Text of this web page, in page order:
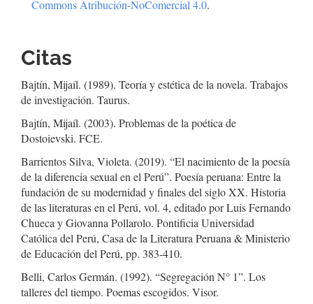
Commons Atribución-NoComercial 4.0.
Citas
Bajtín, Mijaíl. (1989). Teoría y estética de la novela. Trabajos
de investigación. Taurus.
Bajtín, Mijaíl. (2003). Problemas de la poética de
Dostoievski. FCE.
Barrientos Silva, Violeta. (2019). “El nacimiento de la poesía
de la diferencia sexual en el Perú”. Poesía peruana: Entre la
fundación de su modernidad y finales del siglo XX. Historia
de las literaturas en el Perú, vol. 4, editado por Luis Fernando
Chueca y Giovanna Pollarolo. Pontificia Universidad
Católica del Perú, Casa de la Literatura Peruana & Ministerio
de Educación del Perú, pp. 383-410.
Belli, Carlos Germán. (1992). “Segregación N° 1”. Los
talleres del tiempo. Poemas escogidos. Visor.